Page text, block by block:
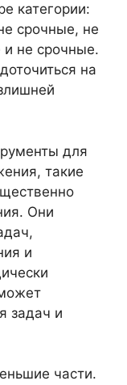
категории:
срочные, не
не срочные.
на
для
такие
Они
и
задач и
части.